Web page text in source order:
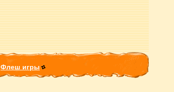
Флеш игры